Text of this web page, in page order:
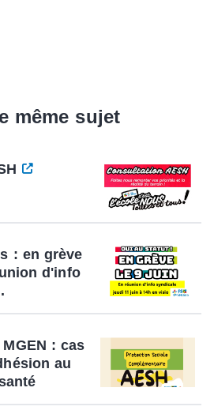
même sujet
: en grève
d'info
: cas
au